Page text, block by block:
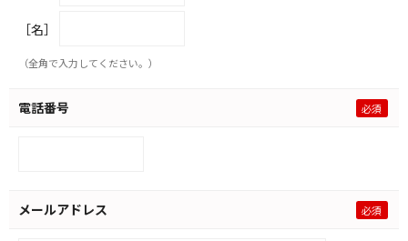
［名］
（全角で入力してください。）
電話番号
メールアドレス